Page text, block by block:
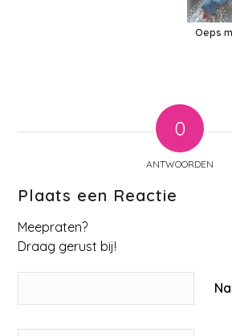
Oeps
0
ANTWOORDEN
Plaats een Reactie
Meepraten?
Draag gerust bij!